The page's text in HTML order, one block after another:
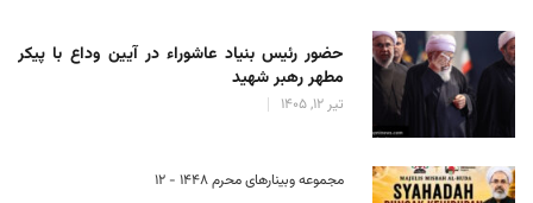
حضور رئیس‌ بنیاد عاشوراء در آیین وداع با پیکر
مطهر رهبر شهید
تیر 12, 1405
مجموعه وبینارهای محرم 1448 - 12